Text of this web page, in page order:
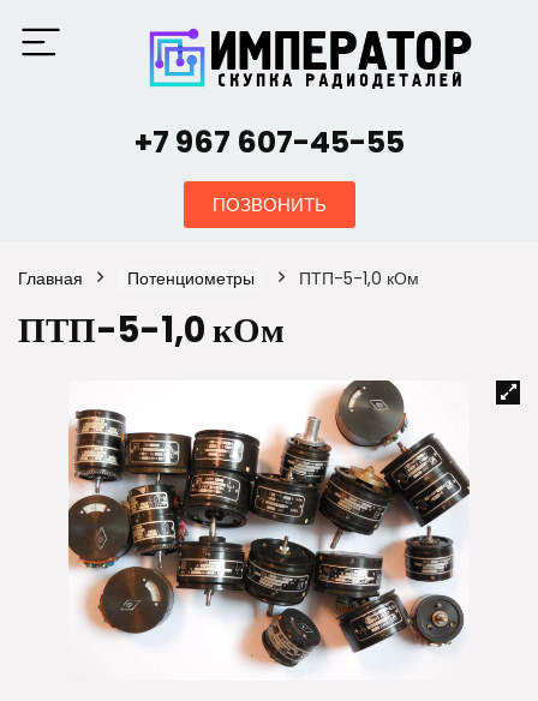
+7 967 607-45-55
ПОЗВОНИТЬ
Главная Потенциометры ПТП-5-1,0 кОм
ПТП-5-1,0 кОм